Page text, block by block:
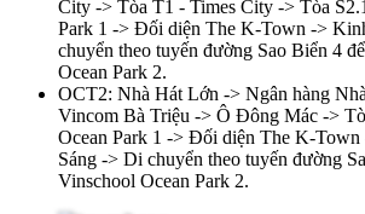
City -> Tòa T1 - Times City -> Tòa
Park 1 -> Đối diện The K-Town ->
chuyển theo tuyến đường Sao Biển 4
Ocean Park 2.
OCT2: Nhà Hát Lớn -> Ngân hàng
Vincom Bà Triệu -> Ô Đông Mác ->
Ocean Park 1 -> Đối diện The K-
Sáng -> Di chuyển theo tuyến đường
Vinschool Ocean Park 2.